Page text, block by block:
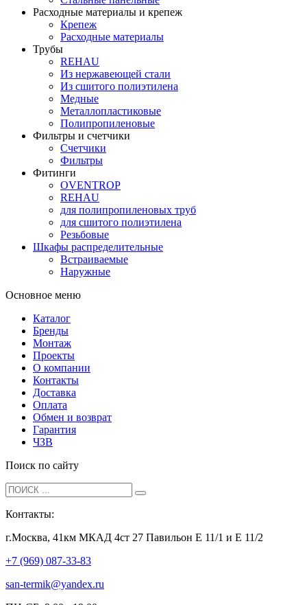
Расходные материалы и крепеж
Крепеж
Расходные материалы
Трубы
REHAU
Из нержавеющей стали
Из сшитого полиэтилена
Медные
Металлопластиковые
Полипропиленовые
Фильтры и счетчики
Счетчики
Фильтры
Фитинги
OVENTROP
REHAU
для полипропиленовых труб
для сшитого полиэтилена
Резьбовые
Шкафы распределительные
Встраиваемые
Наружные
Основное меню
Каталог
Бренды
Монтаж
Проекты
О компании
Контакты
Доставка
Оплата
Обмен и возврат
Гарантия
ЧЗВ
Поиск по сайту
Контакты:
г.Москва, 41км МКАД 4ст 27 Павильон Е 11/1 и Е 11/2
+7 (969) 087-33-83
san-termik@yandex.ru